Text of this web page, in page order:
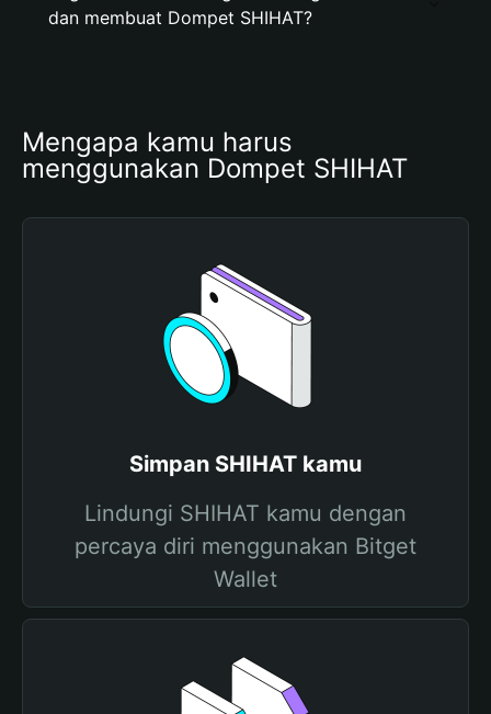
dan membuat Dompet SHIHAT?
Mengapa kamu harus
menggunakan Dompet SHIHAT
Simpan SHIHAT kamu
Lindungi SHIHAT kamu dengan
percaya diri menggunakan Bitget
Wallet